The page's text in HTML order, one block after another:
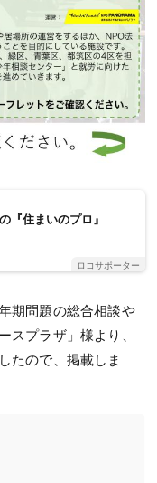
『住まいのプロ』
ロコサポーター
期問題の総合相談や
スプラザ」様より、
たので、掲載しま